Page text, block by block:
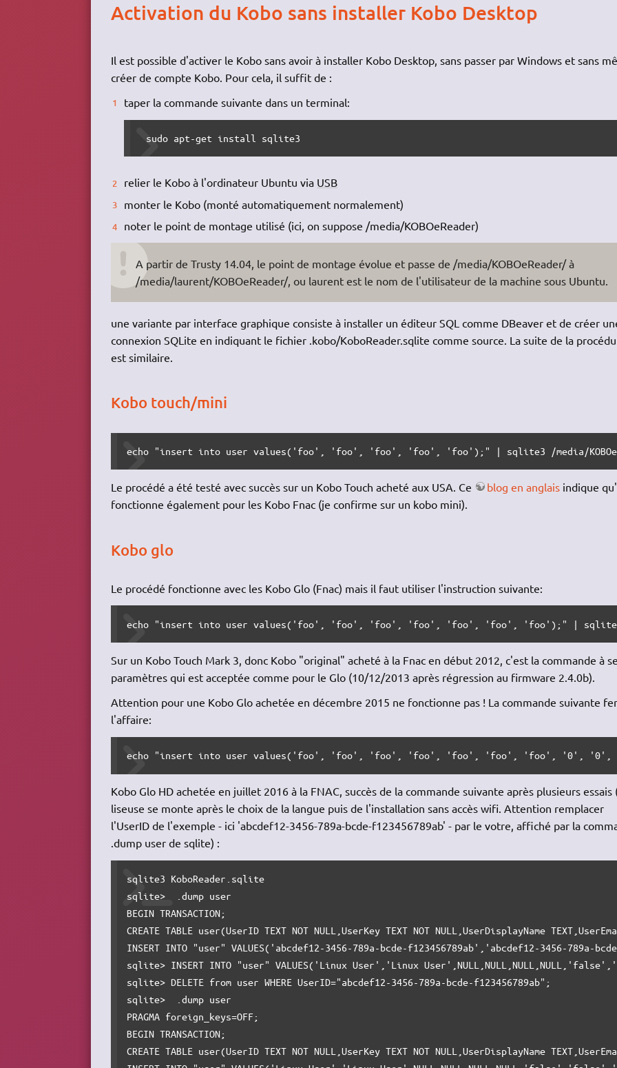
Activation du Kobo sans installer Kobo Desktop
Il est possible d'activer le Kobo sans avoir à installer Kobo Desktop, sans passer par Windows et sans
créer de compte Kobo. Pour cela, il suffit de :
taper la commande suivante dans un terminal:
sudo apt-get install sqlite3
relier le Kobo à l'ordinateur Ubuntu via USB
monter le Kobo (monté automatiquement normalement)
noter le point de montage utilisé (ici, on suppose /media/KOBOeReader)
A partir de Trusty 14.04, le point de montage évolue et passe de /media/KOBOeReader/ à
/media/laurent/KOBOeReader/, ou laurent est le nom de l'utilisateur de la machine sous Ubuntu.
une variante par interface graphique consiste à installer un éditeur SQL comme DBeaver et de créer
connexion SQLite en indiquant le fichier .kobo/KoboReader.sqlite comme source. La suite de la
est similaire.
Kobo touch/mini
echo "insert into user values('foo', 'foo', 'foo', 'foo', 'foo');" | sqlite3 /media/
Le procédé a été testé avec succès sur un Kobo Touch acheté aux USA. Ce blog en anglaisindique
fonctionne également pour les Kobo Fnac (je confirme sur un kobo mini).
Kobo glo
Le procédé fonctionne avec les Kobo Glo (Fnac) mais il faut utiliser l'instruction suivante:
echo "insert into user values('foo', 'foo', 'foo', 'foo', 'foo', 'foo', 'foo');" | sqlite3 /
Sur un Kobo Touch Mark 3, donc Kobo "original" acheté à la Fnac en début 2012, c'est la commande à
paramètres qui est acceptée comme pour le Glo (10/12/2013 après régression au firmware 2.4.0b).
Attention pour une Kobo Glo achetée en décembre 2015 ne fonctionne pas ! La commande suivante
l'affaire:
echo "insert into user values('foo', 'foo', 'foo', 'foo', 'foo', 'foo', 'foo', '0', '0', '0', '0',
Kobo Glo HD achetée en juillet 2016 à la FNAC, succès de la commande suivante après plusieurs essais
liseuse se monte après le choix de la langue puis de l'installation sans accès wifi. Attention remplacer
l'UserID de l'exemple - ici 'abcdef12-3456-789a-bcde-f123456789ab' - par le votre, affiché par la
.dump user de sqlite) :
sqlite3 KoboReader.sqlite
sqlite>  .dump user
BEGIN TRANSACTION;
CREATE TABLE user(UserID TEXT NOT NULL,UserKey TEXT NOT NULL,UserDisplayName
INSERT INTO "user" VALUES('abcdef12-3456-789a-bcde-f123456789ab','abcdef12-3456-789a-
sqlite> INSERT INTO "user" VALUES('Linux User','Linux
sqlite> DELETE from user WHERE UserID="abcdef12-3456-789a-bcde-f123456789ab";
sqlite>  .dump user
PRAGMA foreign_keys=OFF;
BEGIN TRANSACTION;
CREATE TABLE user(UserID TEXT NOT NULL,UserKey TEXT NOT NULL,UserDisplayName